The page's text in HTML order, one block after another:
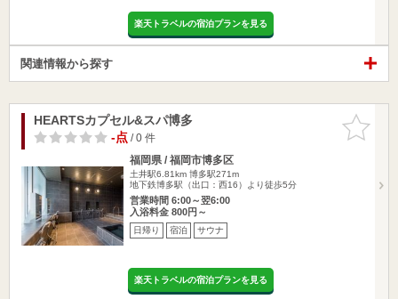
楽天トラベルの宿泊プランを見る
関連情報から探す
お気に入
りに追加
HEARTSカプセル&スパ博多
-点/ 0 件
福岡県 / 福岡市博多区
土井駅6.81km 博多駅271m
地下鉄博多駅（出口：西16）より徒歩5分
営業時間 6:00～翌6:00
入浴料金 800円～
日帰り 宿泊 サウナ
楽天トラベルの宿泊プランを見る